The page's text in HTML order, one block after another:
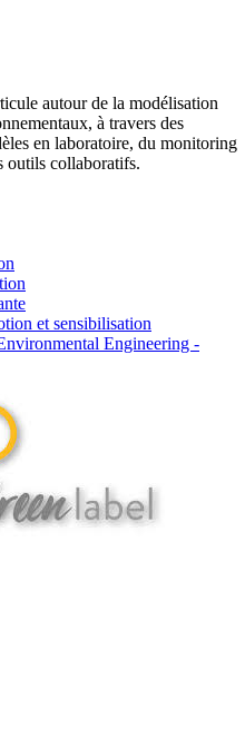
autour de la modélisation
à travers des
en laboratoire, du monitoring
outils collaboratifs.
et sensibilisation
Engineering -